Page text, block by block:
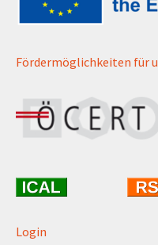
Fördermöglichkeiten für
Login